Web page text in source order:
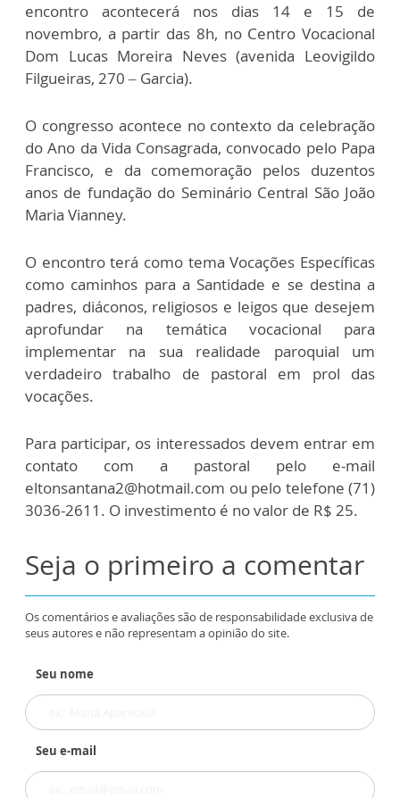
encontro acontecerá nos dias 14 e 15 de
novembro, a partir das 8h, no Centro Vocacional
Dom Lucas Moreira Neves (avenida Leovigildo
Filgueiras, 270 – Garcia).
O congresso acontece no contexto da celebração
do Ano da Vida Consagrada, convocado pelo Papa
Francisco, e da comemoração pelos duzentos
anos de fundação do Seminário Central São João
Maria Vianney.
O encontro terá como tema Vocações Específicas
como caminhos para a Santidade e se destina a
padres, diáconos, religiosos e leigos que desejem
aprofundar na temática vocacional para
implementar na sua realidade paroquial um
verdadeiro trabalho de pastoral em prol das
vocações.
Para participar, os interessados devem entrar em
contato com a pastoral pelo e-mail
eltonsantana2@hotmail.com ou pelo telefone (71)
3036-2611. O investimento é no valor de R$ 25.
Seja o primeiro a comentar
Os comentários e avaliações são de responsabilidade exclusiva de
seus autores e não representam a opinião do site.
Seu nome
Seu e-mail